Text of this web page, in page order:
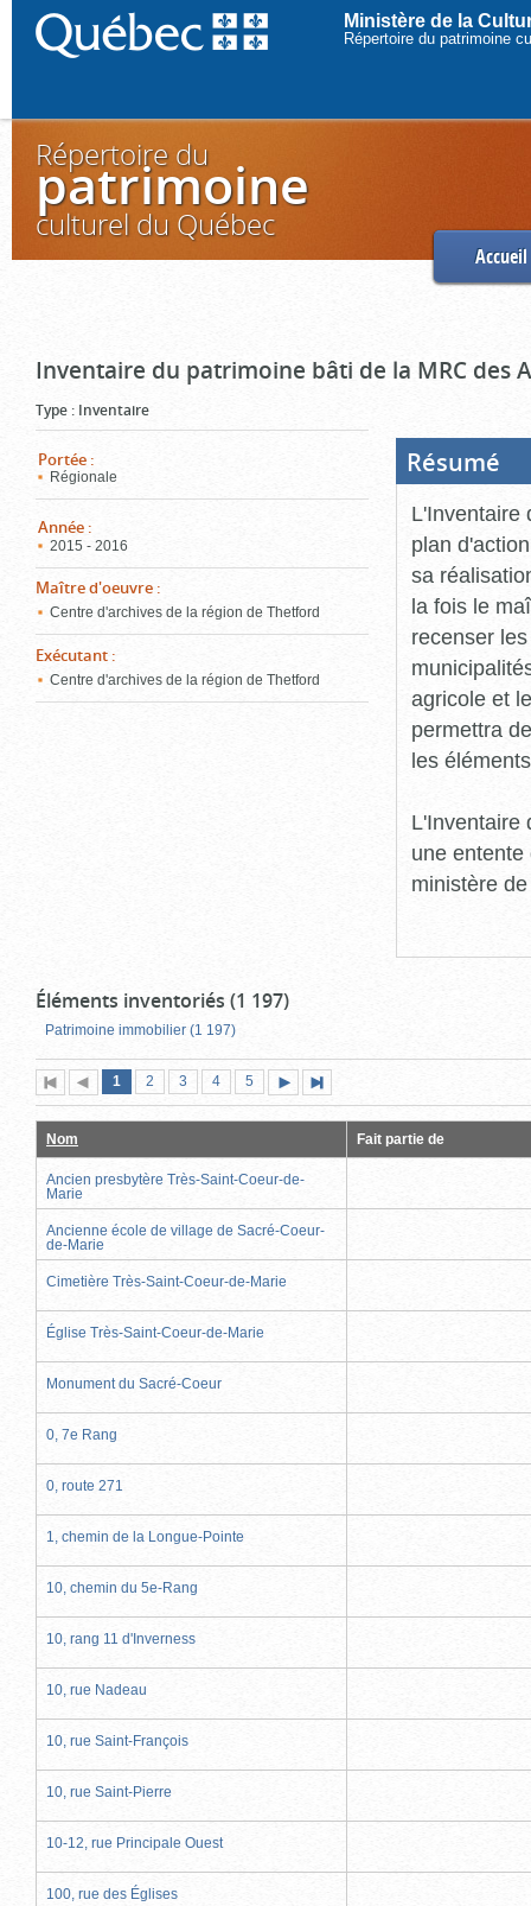
Ministère de la
Répertoire du patrimoine
Répertoire du
patrimoine
culturel du Québec
Accueil
Inventaire du patrimoine bâti de la MRC des
Type : Inventaire
Portée :
Régionale
Année :
2015 - 2016
Maître d'oeuvre :
Centre d'archives de la région de Thetford
Exécutant :
Centre d'archives de la région de Thetford
Résumé
L'Inventaire
plan
sa
la fois le
recenser
agricole et
permettra
les
L'Inventaire
une
ministère
Éléments inventoriés (1 197)
Patrimoine immobilier (1 197)
Première
page
Page
précédente
Page
1 (page
actuelle)
Page
2 Page
3 Page
4 Page
5
suivante
page
Nom Fait partie de
Ancien presbytère Très-Saint-Coeur-de-
Marie
Ancienne école de village de Sacré-Coeur-
de-Marie
Cimetière Très-Saint-Coeur-de-Marie
Église Très-Saint-Coeur-de-Marie
Monument du Sacré-Coeur
0, 7e Rang
0, route 271
1, chemin de la Longue-Pointe
10, chemin du 5e-Rang
10, rang 11 d'Inverness
10, rue Nadeau
10, rue Saint-François
10, rue Saint-Pierre
10-12, rue Principale Ouest
100, rue des Églises